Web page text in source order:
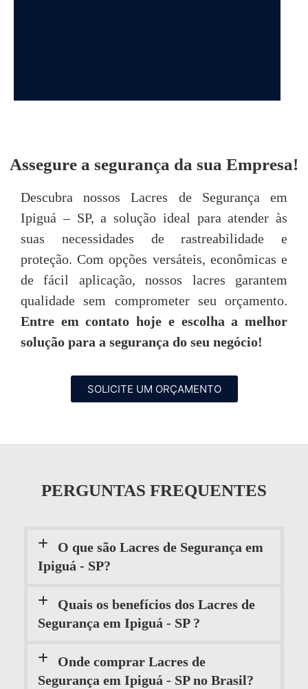
DEPOIMENTOS
simplesmente excepcional, desde o primeiro
contato até o pós-venda, neste quesito são
imbatíveis! Todos são muito prestativos e
Tarsis Tavares
Assegure a segurança da sua Empresa!
Descubra nossos Lacres de Segurança em
Ipiguá – SP, a solução ideal para atender às
suas necessidades de rastreabilidade e
proteção. Com opções versáteis, econômicas e
de fácil aplicação, nossos lacres garantem
qualidade sem comprometer seu orçamento.
Entre em contato hoje e escolha a melhor
solução para a segurança do seu negócio!
SOLICITE UM ORÇAMENTO
PERGUNTAS FREQUENTES
O que são Lacres de Segurança em
Ipiguá - SP?
Quais os benefícios dos Lacres de
Segurança em Ipiguá - SP ?
Onde comprar Lacres de
Segurança em Ipiguá - SP no Brasil?